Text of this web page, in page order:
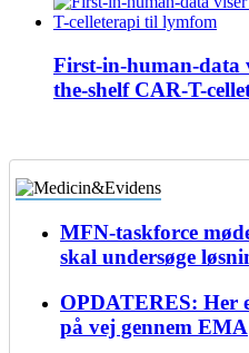
First-in-human-data
the-shelf CAR-T-
MFN-taskforce
skal undersøge
OPDATERES: Her
på vej gennem EMA